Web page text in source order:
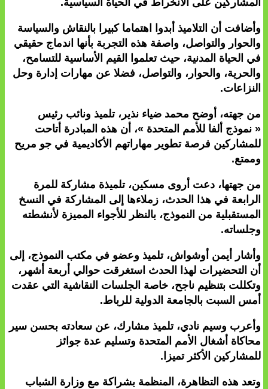
وأضافت أن التلاميذ أبدوا اهتماما كبيرا بالنقاش والسياسة
والحوار والتواصل، واصفة هذه التجربة بأنها اندماج حقيقي
في الحياة المدنية، حيث تعلموا القيم الأساسية للتسامح،
والحرية، والحوار، والتواصل، فضلا عن مهارات إدارة وحل
النزاعات.
من جهته، أوضح محمد ضياء نذير، تلميذ ونائب رئيس
« نموذج ألفا للأمم المتحدة »، أن هذه المبادرة أتاحت
للمشاركين فرصة تطوير مهاراتهم الأكاديمية في جو مريح
وممتع.
من جهتها، دعت أروى مسكين، تلميذة مشاركة للمرة
الرابعة في هذا الحدث، زملاءها إلى المشاركة في النسخ
المستقبلية من النموذج، بالنظر للأجواء المميزة لأنشطته
وجلساته.
وأشار أيمن أوشواش، تلميذ وعضو في مكتب النموذج، إلى
أن التحضيرات لهذا الحدث استغرقت حوالي أربعة أشهر،
وتكللت بتنظيم ناجح، خاصة الجلسات النقاشية التي عقدت
أمس السبت بالجامعة الدولية للرباط.
وأعرب وسيم نادي، تلميذ مشارك، عن سعادته بحسن سير
محاكاة أشغال الأمم المتحدة وتسليم عدة جوائز
للمشاركين الأكثر تميزا.
وتعد هذه التظاهرة، المنظمة بشراكة مع وزارة الشباب